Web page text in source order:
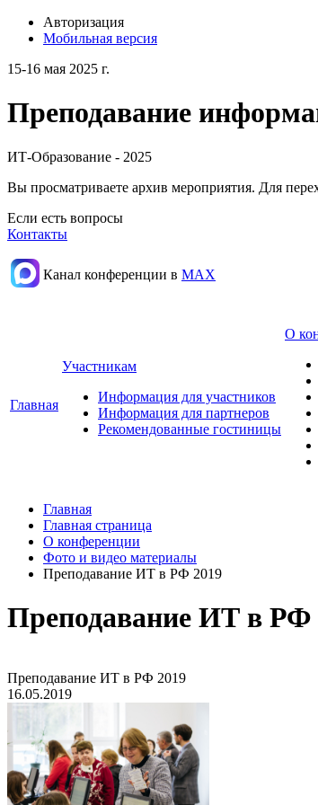
Авторизация
Мобильная версия
15-16 мая 2025 г.
Преподавание
ИТ-Образование - 2025
Вы просматриваете архив мероприятия. Для
Если есть вопросы
Контакты
Канал конференции в МАХ
Главная
Участникам
Информация для участников
Информация для партнеров
Рекомендованные гостиницы
О
Главная
Главная страница
О конференции
Фото и видео материалы
Преподавание ИТ в РФ 2019
Преподавание ИТ в РФ
Преподавание ИТ в РФ 2019
16.05.2019